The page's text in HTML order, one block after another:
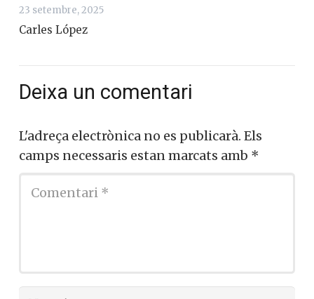
23 setembre, 2025
Carles López
Deixa un comentari
L'adreça electrònica no es publicarà. Els
camps necessaris estan marcats amb *